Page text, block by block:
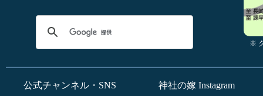
※
公式チャンネル・SNS 神社の嫁 Instagram